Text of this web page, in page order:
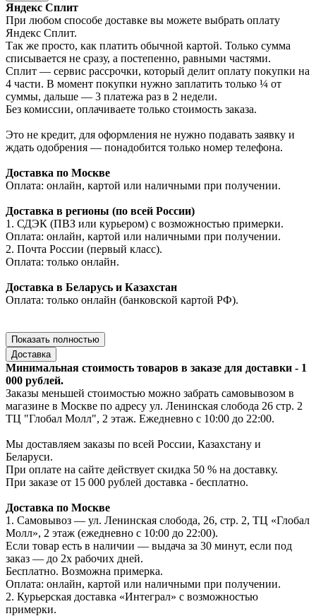
Яндекс Сплит
При любом способе доставке вы можете выбрать оплату
Яндекс Сплит.
Так же просто, как платить обычной картой. Только сумма
списывается не сразу, а постепенно, равными частями.
Сплит — сервис рассрочки, который делит оплату покупки на
4 части. В момент покупки нужно заплатить только ¼ от
суммы, дальше — 3 платежа раз в 2 недели.
Без комиссии, оплачиваете только стоимость заказа.
Это не кредит, для оформления не нужно подавать заявку и
ждать одобрения — понадобится только номер телефона.
Доставка по Москве
Оплата: онлайн, картой или наличными при получении.
Доставка в регионы (по всей России)
1. СДЭК (ПВЗ или курьером) с возможностью примерки.
Оплата: онлайн, картой или наличными при получении.
2. Почта России (первый класс).
Оплата: только онлайн.
Доставка в Беларусь и Казахстан
Оплата: только онлайн (банковской картой РФ).
Показать полностью
Доставка
Минимальная стоимость товаров в заказе для доставки - 1
000 рублей.
Заказы меньшей стоимостью можно забрать самовывозом в
магазине в Москве по адресу ул. Ленинская слобода 26 стр. 2
ТЦ "Глобал Молл", 2 этаж. Ежедневно с 10:00 до 22:00.
Мы доставляем заказы по всей России, Казахстану и
Беларуси.
При оплате на сайте действует скидка 50 % на доставку.
При заказе от 15 000 рублей доставка - бесплатно.
Доставка по Москве
1. Самовывоз — ул. Ленинская слобода, 26, стр. 2, ТЦ «Глобал
Молл», 2 этаж (ежедневно с 10:00 до 22:00).
Если товар есть в наличии — выдача за 30 минут, если под
заказ — до 2х рабочих дней.
Бесплатно. Возможна примерка.
Оплата: онлайн, картой или наличными при получении.
2. Курьерская доставка «Интеграл» с возможностью
примерки.